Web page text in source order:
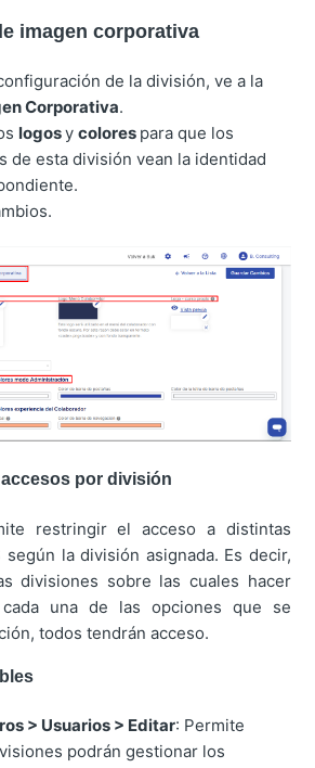
imagen corporativa
de la división, ve a la
Corporativa.
logosycolores para que los
de esta división vean la identidad
por división
restringir el acceso a distintas
la división asignada. Es decir,
divisiones sobre las cuales hacer
cada una de las opciones que se
todos tendrán acceso.
> Usuarios > Editar: Permite
podrán gestionar los